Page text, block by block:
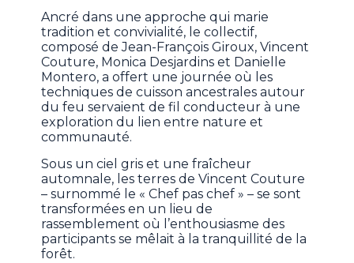
Ancré dans une approche qui marie
tradition et convivialité, le collectif,
composé de Jean-François Giroux, Vincent
Couture, Monica Desjardins et Danielle
Montero, a offert une journée où les
techniques de cuisson ancestrales autour
du feu servaient de fil conducteur à une
exploration du lien entre nature et
communauté.
Sous un ciel gris et une fraîcheur
automnale, les terres de Vincent Couture
– surnommé le « Chef pas chef » – se sont
transformées en un lieu de
rassemblement où l’enthousiasme des
participants se mêlait à la tranquillité de la
forêt.